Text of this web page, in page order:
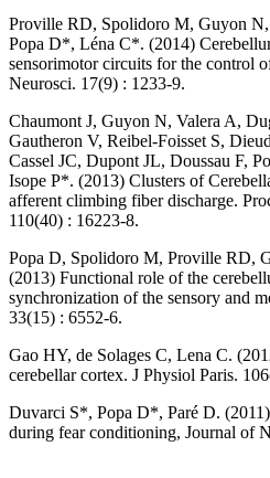
Proville RD, Spolidoro M, Guyon N,
Popa D*, Léna C*. (2014)
sensorimotor circuits for the control
Neurosci. 17(9) : 1233-9.
Chaumont J, Guyon N, Valera A,
Gautheron V, Reibel-Foisset S,
Cassel JC, Dupont JL, Doussau F,
Isope P*. (2013) Clusters of
afferent climbing fiber discharge.
110(40) : 16223-8.
Popa D, Spolidoro M, Proville RD,
(2013) Functional role of the
synchronization of the sensory and
33(15) : 6552-6.
Gao HY, de Solages C, Lena C.
cerebellar cortex. J Physiol Paris.
Duvarci S*, Popa D*, Paré D.
during fear conditioning, Journal of